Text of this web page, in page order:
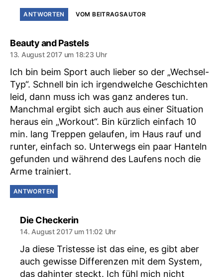
ANTWORTEN VOM BEITRAGSAUTOR
Beauty and Pastelssagt:
13. August 2017 um 18:23 Uhr
Ich bin beim Sport auch lieber so der „Wechsel-
Typ“. Schnell bin ich irgendwelche Geschichten
leid, dann muss ich was ganz anderes tun.
Manchmal ergibt sich auch aus einer Situation
heraus ein „Workout“. Bin kürzlich einfach 10
min. lang Treppen gelaufen, im Haus rauf und
runter, einfach so. Unterwegs ein paar Hanteln
gefunden und während des Laufens noch die
Arme trainiert.
ANTWORTEN
Die Checkerinsagt:
14. August 2017 um 11:02 Uhr
Ja diese Tristesse ist das eine, es gibt aber
auch gewisse Differenzen mit dem System,
das dahinter steckt. Ich fühl mich nicht